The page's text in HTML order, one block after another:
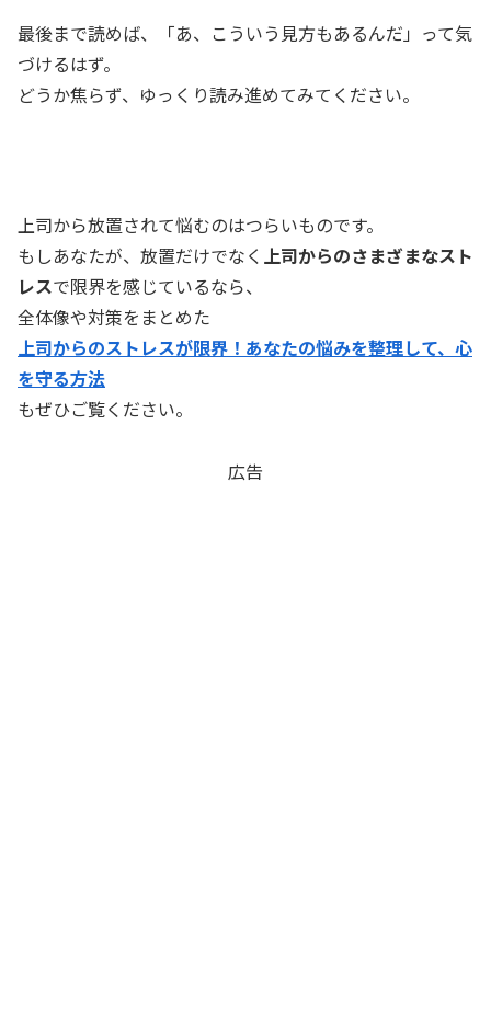
最後まで読めば、「あ、こういう見方もあるんだ」って気
づけるはず。
どうか焦らず、ゆっくり読み進めてみてください。
上司から放置されて悩むのはつらいものです。
もしあなたが、放置だけでなく 上司からのさまざまなスト
レスで限界を感じているなら、
全体像や対策をまとめた
上司からのストレスが限界！あなたの悩みを整理して、心
を守る方法
もぜひご覧ください。
広告